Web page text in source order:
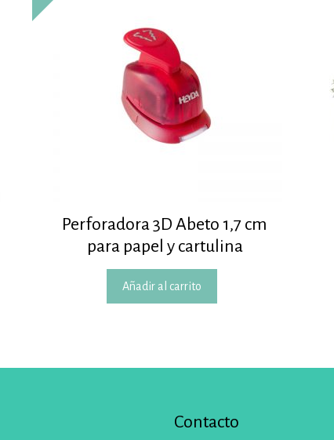
Perforadora 3D Abeto 1,7 cm
para papel y cartulina
Añadir al carrito
Contacto